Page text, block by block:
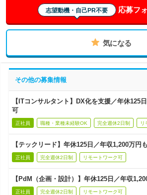
志望動機・自己PR不要 応募フ
気になる
その他の募集情報
【ITコンサルタント】DX化を支援／年休125
可
正社員 職種・業種未経験OK 完全週休2日制 リ
【テックリード】年休125日／年収1,200万円
正社員 完全週休2日制 リモートワーク可
【PdM（企画・設計）】年休125日／年収
正社員 完全週休2日制 リモートワーク可